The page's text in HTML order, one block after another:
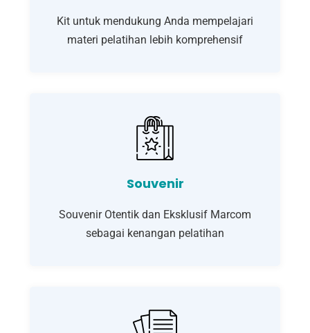
Kit untuk mendukung Anda mempelajari
materi pelatihan lebih komprehensif
Souvenir
Souvenir Otentik dan Eksklusif Marcom
sebagai kenangan pelatihan